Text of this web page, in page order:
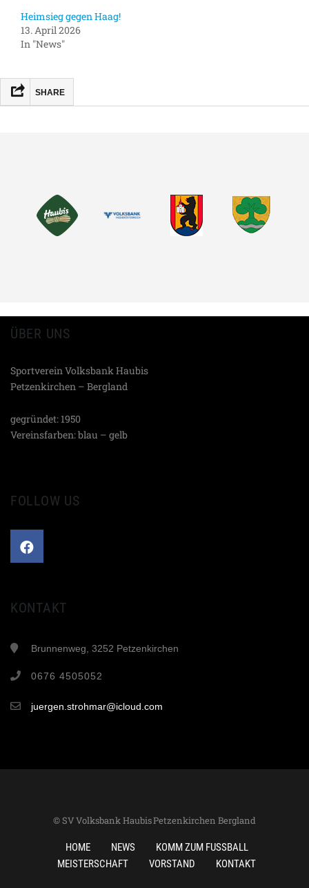
Heimsieg gegen Haag!
13. April 2026
In "News"
SHARE
TEILEN
ÜBER UNS
Sportverein Volksbank Haubis
Petzenkirchen – Bergland
gegründet: 1950
Vereinsfarben: blau – gelb
FOLLOW US
KONTAKT
Brunnenweg, 3252 Petzenkirchen
0676 4505052
juergen.strohmar@icloud.com
© SV Volksbank Haubis Petzenkirchen Bergland
HOME NEWS
KOMM ZUM FUSSBALL
MEISTERSCHAFT
VORSTAND KONTAKT